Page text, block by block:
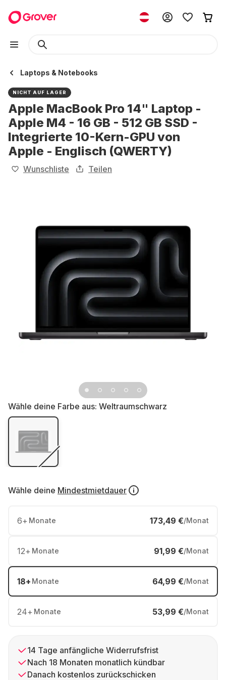
Laptops & Notebooks
NICHT AUF LAGER
Apple MacBook Pro 14" Laptop -
Apple M4 - 16 GB - 512 GB SSD -
Integrierte 10-Kern-GPU von
Apple - Englisch (QWERTY)
Wunschliste Teilen
Wähle deine Farbe aus: Weltraumschwarz
Wähle deine Mindestmietdauer
6+ Monate 173,49 €/Monat
12+ Monate 91,99 €/Monat
18+ Monate 64,99 €/Monat
24+ Monate 53,99 €/Monat
14 Tage anfängliche Widerrufsfrist
Nach 18 Monaten monatlich kündbar
Danach kostenlos zurückschicken